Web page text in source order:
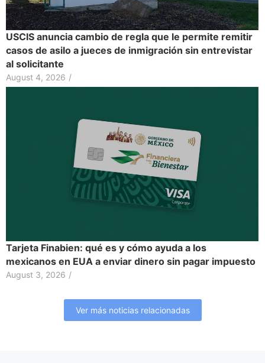
USCIS anuncia cambio de regla que le permite remitir
casos de asilo a jueces de inmigración sin entrevistar
al solicitante
August 4, 2026 /
Tarjeta Finabien: qué es y cómo ayuda a los
mexicanos en EUA a enviar dinero sin pagar impuesto
August 3, 2026 /
Ver más noticias relacionadas